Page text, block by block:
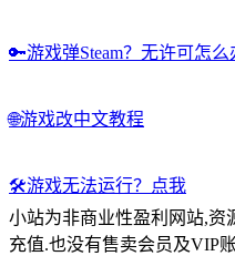
🔑游戏弹Steam？无许可怎
🌐游戏改中文教程
🛠️游戏无法运行？点我
小站为非商业性盈利网站,资
充值.也没有售卖会员及VIP